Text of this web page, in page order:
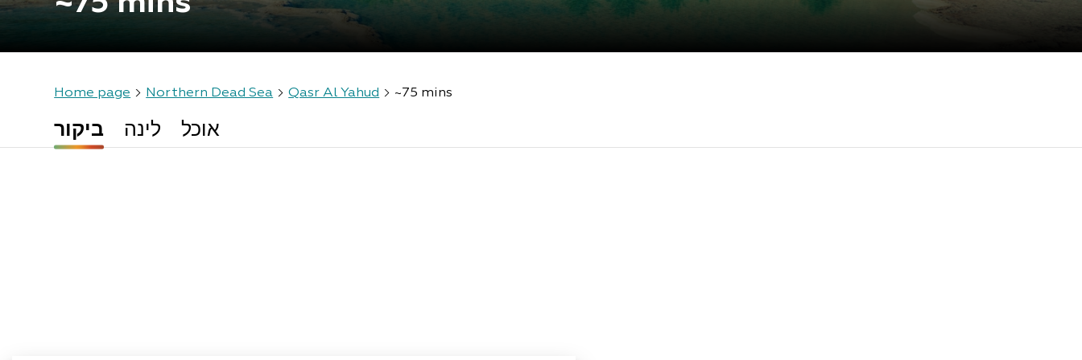
Home page Northern Dead Sea Qasr Al Yahud ~75 mins
ביקור לינה אוכל